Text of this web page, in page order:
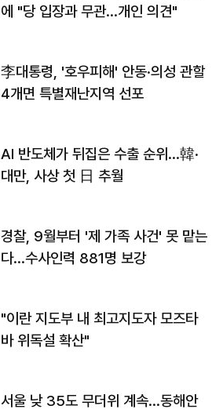
에 "당 입장과 무관…개인 의견"
李대통령, '호우피해' 안동·의성 관할
4개면 특별재난지역 선포
AI 반도체가 뒤집은 수출 순위…韓·
대만, 사상 첫 日 추월
경찰, 9월부터 '제 가족 사건' 못 맡는
다…수사인력 881명 보강
"이란 지도부 내 최고지도자 모즈타
바 위독설 확산"
서울 낮 35도 무더위 계속…동해안